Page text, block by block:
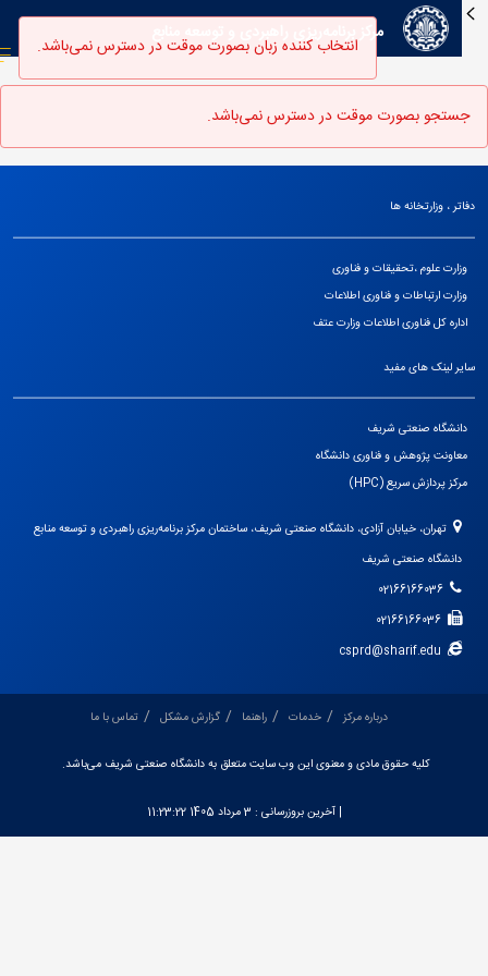
انتخاب کننده زبان بصورت موقت در دسترس نمی‌باشد.
مرکز برنامه‌ریزی راهبردی و توسعه منابع
جستجو بصورت موقت در دسترس نمی‌باشد.
دفاتر ، وزارتخانه ها
وزارت علوم ،تحقیقات و فناوری
وزارت ارتباطات و فناوری اطلاعات
اداره کل فناوری اطلاعات وزارت عتف
سایر لینک های مفید
دانشگاه صنعتی شریف
معاونت پژوهش و فناوری دانشگاه
مرکز پردازش سریع (HPC)
تهران، خیابان آزادی، دانشگاه صنعتی شریف، ساختمان مرکز برنامه‌ریزی راهبردی و توسعه منابع
دانشگاه صنعتی شریف
02166166036
02166166036
csprd@sharif.edu
درباره مرکز خدمات راهنما گزارش مشکل تماس با ما
کلیه حقوق مادی و معنوی این وب سایت متعلق به دانشگاه صنعتی شریف می‌باشد.
| آخرین بروزرسانی :3 مرداد 1405 11:23:22